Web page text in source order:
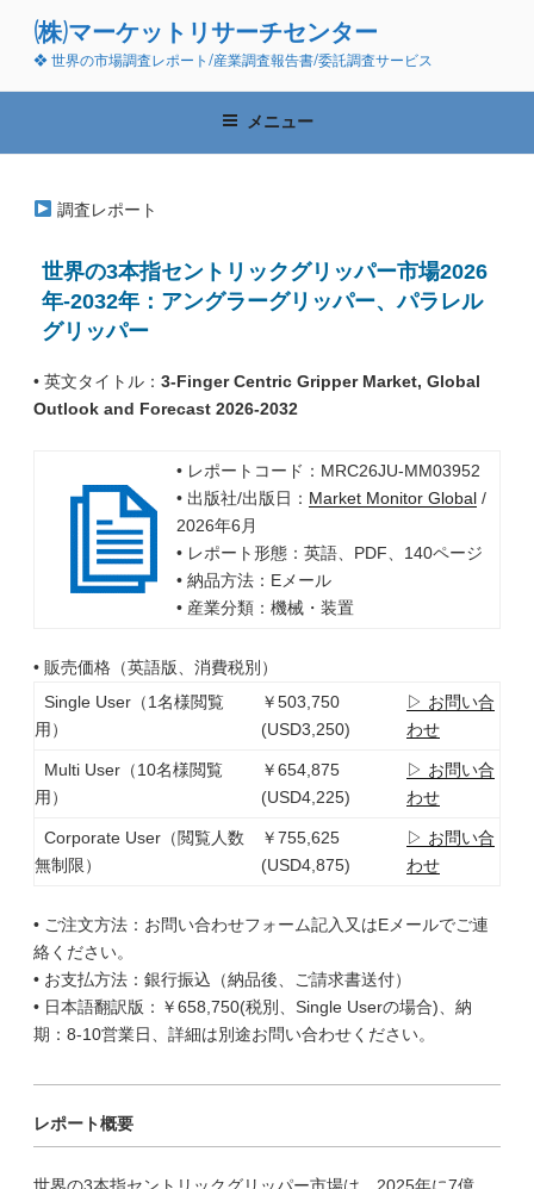
ン
(株)マーケットリサーチセンター
❖ 世界の市場調査レポート/産業調査報告書/委託調査サービス
メニュー
調査レポート
世界の3本指セントリックグリッパー市場2026
年-2032年：アングラーグリッパー、パラレル
グリッパー
• 英文タイトル： 3-Finger Centric Gripper Market, Global
Outlook and Forecast 2026-2032
• レポートコード：MRC26JU-MM03952
• 出版社/出版日： Market Monitor Global/
2026年6月
• レポート形態：英語、PDF、140ページ
• 納品方法：Eメール
• 産業分類：機械・装置
• 販売価格（英語版、消費税別）
Single User（1名様閲覧
用）
￥503,750
(USD3,250)
▷ お問い合
わせ
Multi User（10名様閲覧
用）
￥654,875
(USD4,225)
▷ お問い合
わせ
Corporate User（閲覧人数
無制限）
￥755,625
(USD4,875)
▷ お問い合
わせ
• ご注文方法：お問い合わせフォーム記入又はEメールでご連
絡ください。
• お支払方法：銀行振込（納品後、ご請求書送付）
• 日本語翻訳版：￥658,750(税別、Single Userの場合)、納
期：8-10営業日、詳細は別途お問い合わせください。
レポート概要